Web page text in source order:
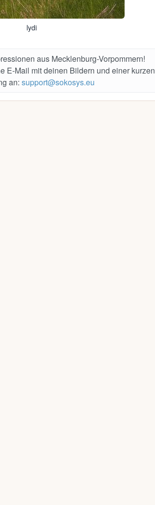
lydi
aus Mecklenburg-Vorpommern!
E-Mail mit deinen Bildern und einer kurzen
an: support@sokosys.eu